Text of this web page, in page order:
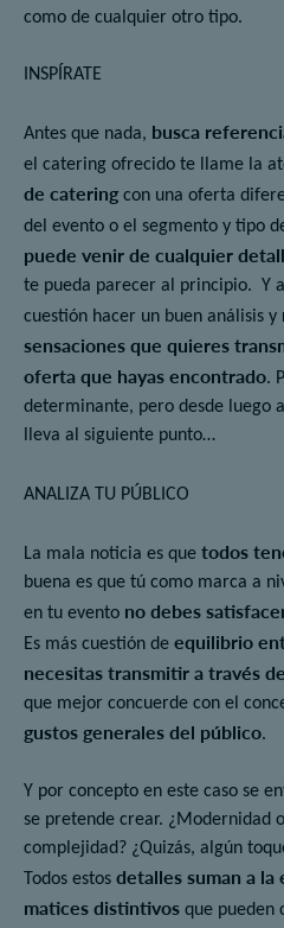
como de cualquier otro tipo.
INSPÍRATE
Antes que nada, busca
el catering ofrecido te llame la
de catering con una oferta
del evento o el segmento y tipo
puede venir de cualquier
te pueda parecer al principio. Y
cuestión hacer un buen análisis y
sensaciones que quieres
oferta que hayas encontrado.
determinante, pero desde luego
lleva al siguiente punto…
ANALIZA TU PÚBLICO
La mala noticia es que todos
buena es que tú como marca a
en tu evento no debes
Es más cuestión de equilibrio
necesitas transmitir a través
que mejor concuerde con el
gustos generales del público.
Y por concepto en este caso se
se pretende crear. ¿Modernidad
complejidad? ¿Quizás, algún
Todos estos detalles suman a
matices distintivos que pueden